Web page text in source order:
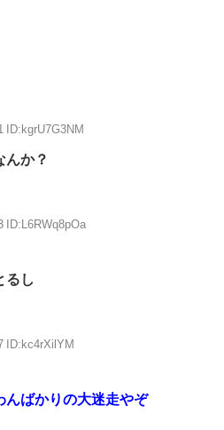
ID:kgrU7G3NM
んか？
ID:L6RWq8pOa
るし
ID:kc4rXilYM
んばかりの大迷走やぞ